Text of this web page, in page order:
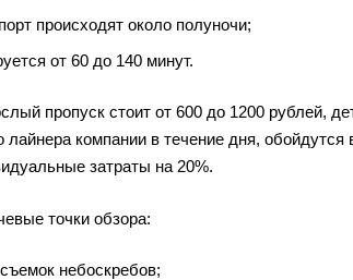
происходят около полуночи;
от 60 до 140 минут.
пропуск стоит от 600 до 1200 рублей,
компании в течение дня, обойдутся
затраты на 20%.
точки обзора:
небоскребов;